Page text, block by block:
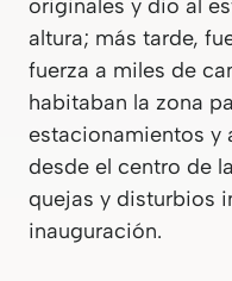
originales y dio al
altura; más tarde,
fuerza a miles de
habitaban la zona
estacionamientos y
desde el centro de
quejas y disturbios
inauguración.